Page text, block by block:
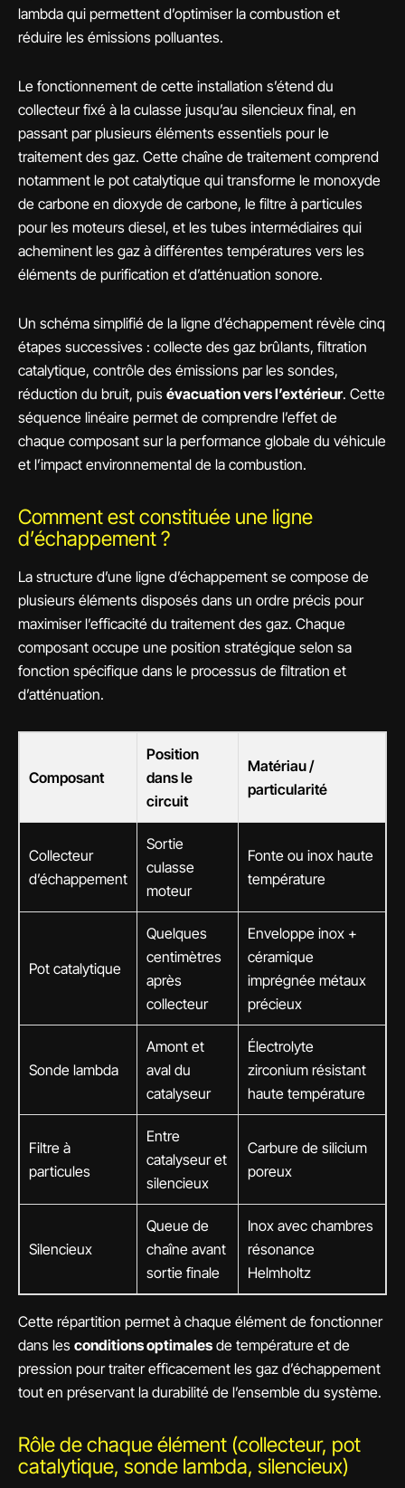
lambda qui permettent d’optimiser la combustion et
réduire les émissions polluantes.
Le fonctionnement de cette installation s’étend du
collecteur fixé à la culasse jusqu’au silencieux final, en
passant par plusieurs éléments essentiels pour le
traitement des gaz. Cette chaîne de traitement comprend
notamment le pot catalytique qui transforme le monoxyde
de carbone en dioxyde de carbone, le filtre à particules
pour les moteurs diesel, et les tubes intermédiaires qui
acheminent les gaz à différentes températures vers les
éléments de purification et d’atténuation sonore.
Un schéma simplifié de la ligne d’échappement révèle cinq
étapes successives : collecte des gaz brûlants, filtration
catalytique, contrôle des émissions par les sondes,
réduction du bruit, puis évacuation vers l’extérieur. Cette
séquence linéaire permet de comprendre l’effet de
chaque composant sur la performance globale du véhicule
et l’impact environnemental de la combustion.
Comment est constituée une ligne
d’échappement ?
La structure d’une ligne d’échappement se compose de
plusieurs éléments disposés dans un ordre précis pour
maximiser l’efficacité du traitement des gaz. Chaque
composant occupe une position stratégique selon sa
fonction spécifique dans le processus de filtration et
d’atténuation.
Composant
Position
dans le
circuit
Matériau /
particularité
Collecteur
d’échappement
Sortie
culasse
moteur
Fonte ou inox haute
température
Pot catalytique
Quelques
centimètres
après
collecteur
Enveloppe inox +
céramique
imprégnée métaux
précieux
Sonde lambda
Amont et
aval du
catalyseur
Électrolyte
zirconium résistant
haute température
Filtre à
particules
Entre
catalyseur et
silencieux
Carbure de silicium
poreux
Silencieux
Queue de
chaîne avant
sortie finale
Inox avec chambres
résonance
Helmholtz
Cette répartition permet à chaque élément de fonctionner
dans les conditions optimalesde température et de
pression pour traiter efficacement les gaz d’échappement
tout en préservant la durabilité de l’ensemble du système.
Rôle de chaque élément (collecteur, pot
catalytique, sonde lambda, silencieux)